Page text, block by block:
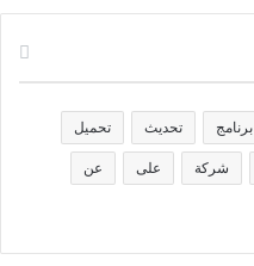
برنامج تحديث تحميل
شركة على عن